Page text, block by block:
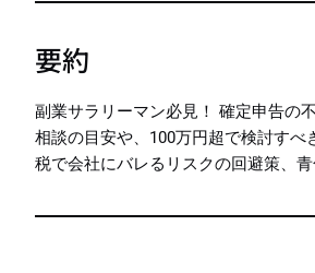
要約
副業サラリーマン必見！ 確定申告の
相談の目安や、100万円超で検討す
税で会社にバレるリスクの回避策、